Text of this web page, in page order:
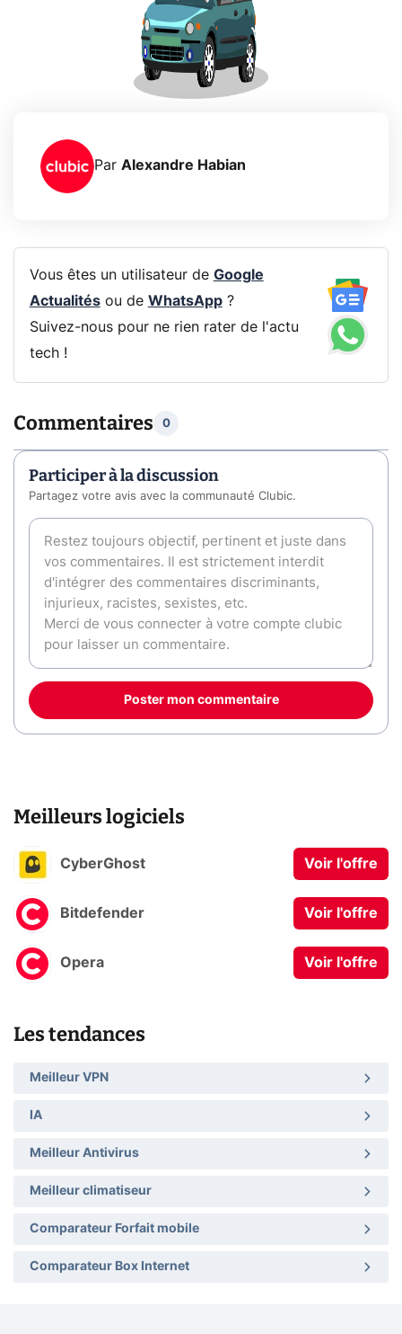
Par Alexandre Habian
Vous êtes un utilisateur de Google
Actualitésou de WhatsApp?
Suivez-nous pour ne rien rater de l'actu
tech !
Commentaires 0
Participer à la discussion
Partagez votre avis avec la communauté Clubic.
Poster mon commentaire
Meilleurs logiciels
CyberGhost Voir l'offre
Bitdefender Voir l'offre
Opera Voir l'offre
Les tendances
Meilleur VPN
IA
Meilleur Antivirus
Meilleur climatiseur
Comparateur Forfait mobile
Comparateur Box Internet